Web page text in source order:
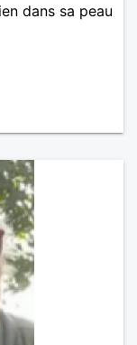
dans sa peau